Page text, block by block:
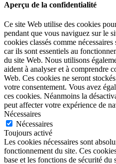
Aperçu de la confidentialité
Ce site Web utilise des cookies
pendant que vous naviguez sur le
cookies classés comme
car ils sont essentiels au
du site Web. Nous utilisons
aident à analyser et à comprendre
Web. Ces cookies ne seront
votre consentement. Vous avez
ces cookies. Néanmoins la
peut affecter votre expérience de
Nécessaires
Nécessaires
Toujours activé
Les cookies nécessaires sont
fonctionnement du site. Ces
base et les fonctions de sécurité du